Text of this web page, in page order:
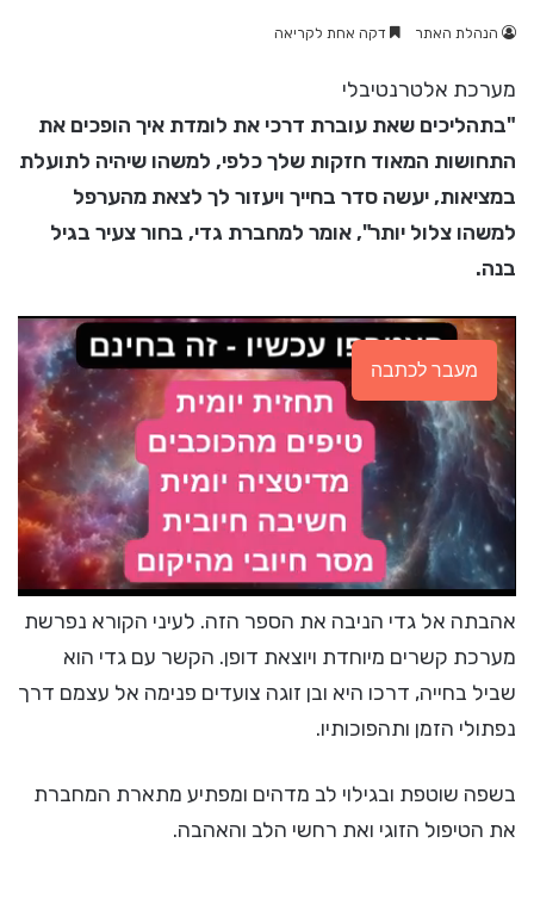
הנהלת האתר דקה אחת לקריאה
מערכת אלטרנטיבלי
"בתהליכים שאת עוברת דרכי את לומדת איך הופכים את
התחושות המאוד חזקות שלך כלפי, למשהו שיהיה לתועלת
במציאות, יעשה סדר בחייך ויעזור לך לצאת מהערפל
למשהו צלול יותר", אומר למחברת גדי, בחור צעיר בגיל
בנה.
מעבר לכתבה
אהבתה אל גדי הניבה את הספר הזה. לעיני הקורא נפרשת
מערכת קשרים מיוחדת ויוצאת דופן. הקשר עם גדי הוא
שביל בחייה, דרכו היא ובן זוגה צועדים פנימה אל עצמם דרך
נפתולי הזמן ותהפוכותיו.
בשפה שוטפת ובגילוי לב מדהים ומפתיע מתארת המחברת
את הטיפול הזוגי ואת רחשי הלב והאהבה.